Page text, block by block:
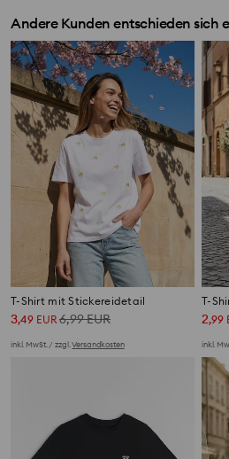
Andere Kunden entschieden sich
T-Shirt mit Stickereidetail
3,49 EUR6,99EUR
inkl. MwSt. / zzgl.Versandkosten
T-
2,99
inkl.